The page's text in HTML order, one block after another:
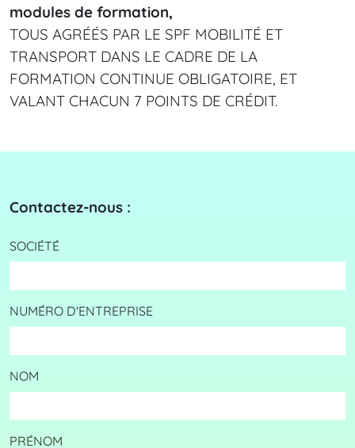
modules de formation,
TOUS AGRÉÉS PAR LE SPF MOBILITÉ ET
TRANSPORT DANS LE CADRE DE LA
FORMATION CONTINUE OBLIGATOIRE, ET
VALANT CHACUN 7 POINTS DE CRÉDIT.
Contactez-nous :
SOCIÉTÉ
NUMÉRO D'ENTREPRISE
NOM
PRÉNOM